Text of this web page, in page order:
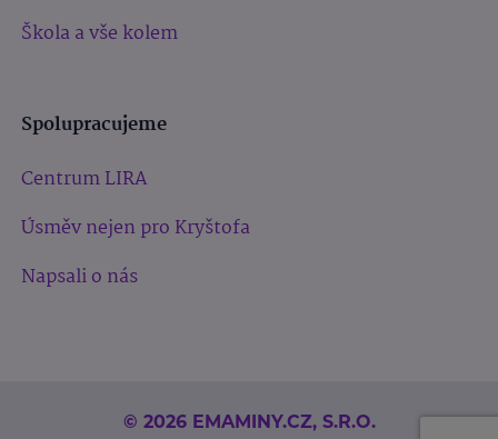
Škola a vše kolem
Spolupracujeme
Centrum LIRA
Úsměv nejen pro Kryštofa
Napsali o nás
© 2026 EMAMINY.CZ, S.R.O.